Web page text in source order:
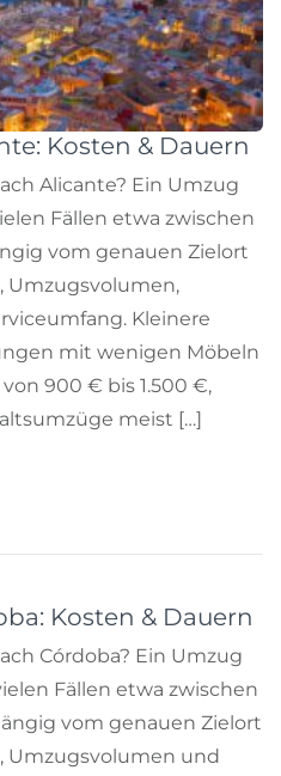
Kosten & Dauern
Alicante? Ein Umzug
Fällen etwa zwischen
vom genauen Zielort
Umzugsvolumen,
Kleinere
mit wenigen Möbeln
900 € bis 1.500 €,
meist […]
Kosten & Dauern
Córdoba? Ein Umzug
Fällen etwa zwischen
vom genauen Zielort
Umzugsvolumen und